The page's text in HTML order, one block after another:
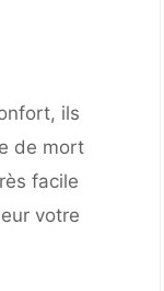
ils
de mort
facile
votre